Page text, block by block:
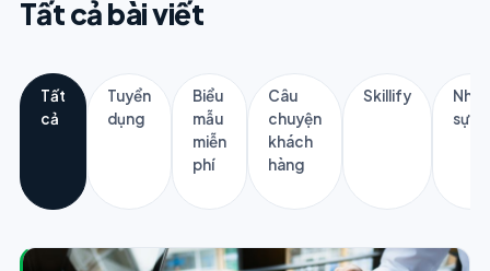
Tất cả bài viết
Tất
cả
Tuyển
dụng
Biểu
mẫu
miễn
phí
Câu
chuyện
khách
hàng
Skillify
Nhân
sự